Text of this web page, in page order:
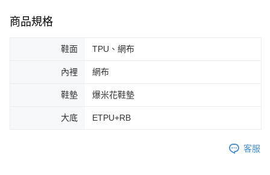
商品規格
鞋面 TPU、網布
內裡 網布
鞋墊 爆米花鞋墊
大底 ETPU+RB
客服